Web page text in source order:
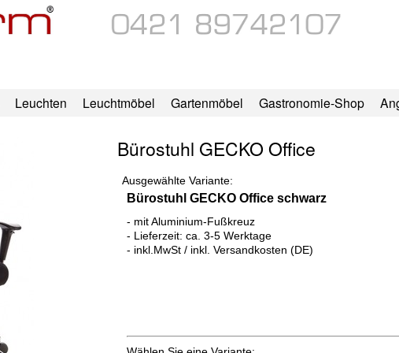
Leuchten Leuchtmöbel Gartenmöbel Gastronomie-Shop
Bürostuhl GECKO Office
Ausgewählte Variante:
Bürostuhl GECKO Office schwarz
- mit Aluminium-Fußkreuz
- Lieferzeit: ca. 3-5 Werktage
- inkl.MwSt / inkl. Versandkosten (DE)